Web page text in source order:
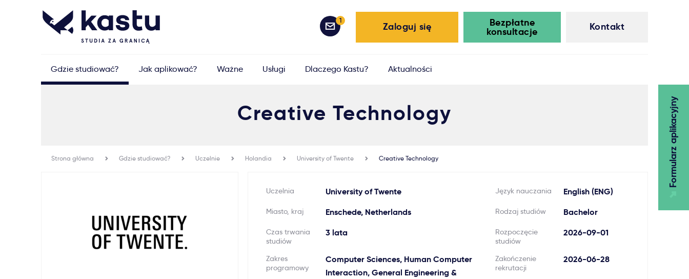
Kontakt
Bezpłatne
konsultacje
Zaloguj się
1
Formularz aplikacyjny
Gdzie studiować? Jak aplikować? Ważne Usługi Dlaczego Kastu? Aktualności
Creative Technology
Strona główna Gdzie studiować? Uczelnie Holandia University of Twente Creative Technology
Uczelnia University of Twente
Miasto, kraj Enschede, Netherlands
Czas trwania
studiów
3 lata
Zakres
programowy
Computer Sciences, Human Computer
Interaction, General Engineering &
Język nauczania English (ENG)
Rodzaj studiów Bachelor
Rozpoczęcie
studiów
2026-09-01
Zakończenie
rekrutacji
2026-06-28